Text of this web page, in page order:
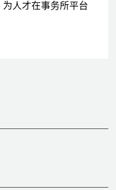
人才在事务所平台